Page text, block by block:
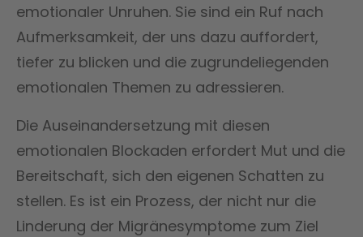
emotionaler Unruhen. Sie sind ein Ruf nach
Aufmerksamkeit, der uns dazu auffordert,
tiefer zu blicken und die zugrundeliegenden
emotionalen Themen zu adressieren.
Die Auseinandersetzung mit diesen
emotionalen Blockaden erfordert Mut und die
Bereitschaft, sich den eigenen Schatten zu
stellen. Es ist ein Prozess, der nicht nur die
Linderung der Migränesymptome zum Ziel